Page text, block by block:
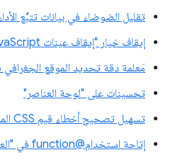
تقليل الضوضاء في بيانات تتبُّع
إيقاف خيار "إيقاف عينات JavaScript" نهائيًا
مَعلمة دقة تحديد الموقع
تحسينات على "لوحة العناصر"
تسهيل تصحيح أخطاء قيم CSS المعقّدة
إتاحة استخدام@function في "العناصر" > "الأنماط"